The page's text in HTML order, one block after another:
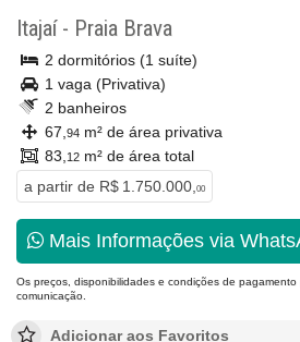
Itajaí- Praia Brava
2 dormitórios (1 suíte)
1 vaga (Privativa)
2 banheiros
67, 94 m² de área privativa
83, 12 m² de área total
a partir de R$ 1.750.000, 00
Mais Informações via
Os preços, disponibilidades e condições de
comunicação.
Adicionar aos Favoritos